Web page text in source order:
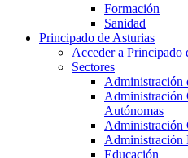
Formación
Sanidad
Principado de Asturias
Acceder a Principado
Sectores
Administración
Administración
Autónomas
Administración
Administración
Educación